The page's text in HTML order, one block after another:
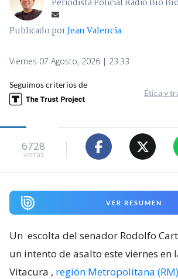
Periodista Policial Radio Bío
Publicado porJean Valencia
Viernes 07 Agosto, 2026 | 23:33
Seguimos criterios de
Ética y
6728
visitas
VER RESUMEN
Un escolta del senador Rodolfo
un intento de asalto este viernes en
Vitacura , región Metropolitana (RM)